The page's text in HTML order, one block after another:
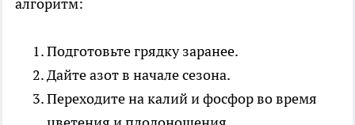
алгоритм:
Подготовьте грядку заранее.
Дайте азот в начале сезона.
Переходите на калий и фосфор во время